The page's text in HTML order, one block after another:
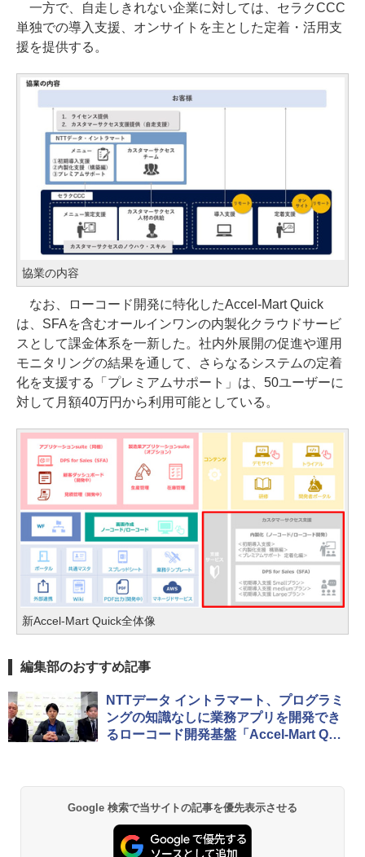
一方で、自走しきれない企業に対しては、セラクCCC
単独での導入支援、オンサイトを主とした定着・活用支
援を提供する。
協業の内容
なお、ローコード開発に特化したAccel-Mart Quick
は、SFAを含むオールインワンの内製化クラウドサービ
スとして課金体系を一新した。社内外展開の促進や運用
モニタリングの結果を通して、さらなるシステムの定着
化を支援する「プレミアムサポート」は、50ユーザーに
対して月額40万円から利用可能としている。
新Accel-Mart Quick全体像
編集部のおすすめ記事
NTTデータ イントラマート、プログラミ
ングの知識なしに業務アプリを開発でき
るローコード開発基盤「Accel-Mart Quic
Google 検索で当サイトの記事を優先表示させる